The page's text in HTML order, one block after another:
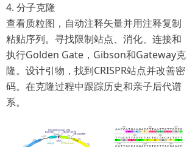
4. 分子克隆
查看质粒图，自动注释矢量并用注释复制
粘贴序列。寻找限制站点、消化、连接和
执行Golden Gate，Gibson和Gateway克
隆。设计引物，找到CRISPR站点并改善密
码。在克隆过程中跟踪历史和亲子后代谱
系。